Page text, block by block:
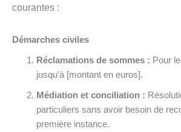
courantes :
Démarches civiles
Réclamations de sommes : Pour
jusqu'à [montant en euros].
Médiation et conciliation :
particuliers sans avoir besoin de
première instance.